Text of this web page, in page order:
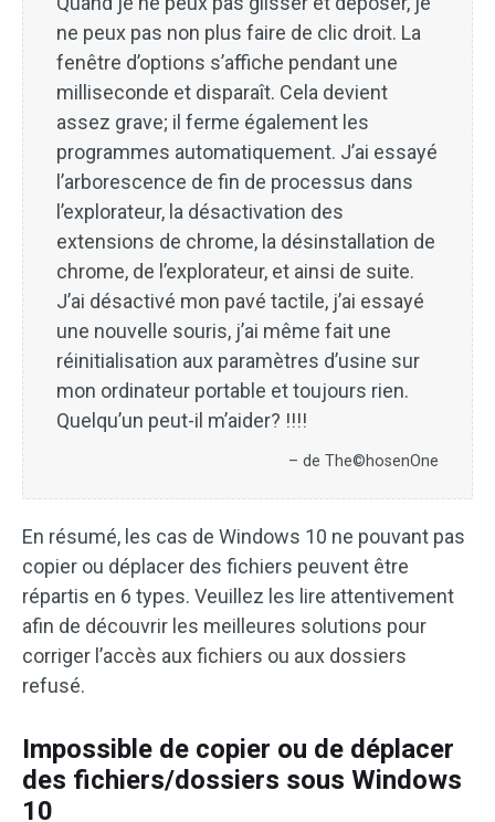
ne peux pas non plus faire de clic droit. La
fenêtre d’options s’affiche pendant une
milliseconde et disparaît. Cela devient
assez grave; il ferme également les
programmes automatiquement. J’ai essayé
l’arborescence de fin de processus dans
l’explorateur, la désactivation des
extensions de chrome, la désinstallation de
chrome, de l’explorateur, et ainsi de suite.
J’ai désactivé mon pavé tactile, j’ai essayé
une nouvelle souris, j’ai même fait une
réinitialisation aux paramètres d’usine sur
mon ordinateur portable et toujours rien.
Quelqu’un peut-il m’aider? !!!!
– de The©hosenOne
En résumé, les cas de Windows 10 ne pouvant pas
copier ou déplacer des fichiers peuvent être
répartis en 6 types. Veuillez les lire attentivement
afin de découvrir les meilleures solutions pour
corriger l’accès aux fichiers ou aux dossiers
refusé.
Impossible de copier ou de déplacer
des fichiers/dossiers sous Windows
10